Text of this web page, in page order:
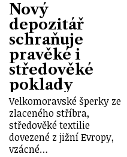
Nový
depozitář
schraňuje
pravěké i
středověké
poklady
Velkomoravské šperky ze
zlaceného stříbra,
středověké textilie
dovezené z jižní Evropy,
vzácné…